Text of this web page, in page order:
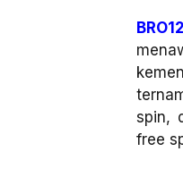
spin,
free